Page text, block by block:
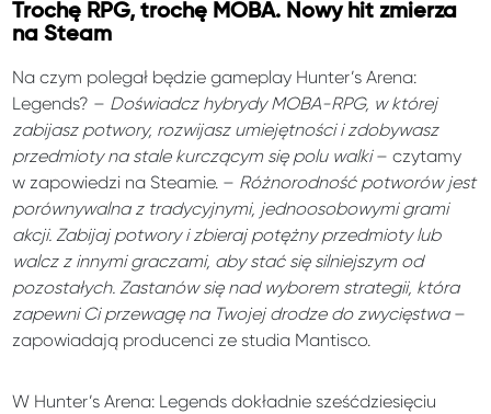
Trochę RPG, trochę MOBA. Nowy hit zmierza
na Steam
Na czym polegał będzie gameplay Hunter’s Arena:
Legends? – Doświadcz hybrydy MOBA-RPG, w której
zabijasz potwory, rozwijasz umiejętności i zdobywasz
przedmioty na stale kurczącym się polu walki– czytamy
w zapowiedzi na Steamie. – Różnorodność potworów jest
porównywalna z tradycyjnymi, jednoosobowymi grami
akcji. Zabijaj potwory i zbieraj potężny przedmioty lub
walcz z innymi graczami, aby stać się silniejszym od
pozostałych. Zastanów się nad wyborem strategii, która
zapewni Ci przewagę na Twojej drodze do zwycięstwa–
zapowiadają producenci ze studia Mantisco.
W Hunter’s Arena: Legends dokładnie sześćdziesięciu